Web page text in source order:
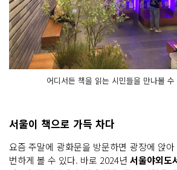
어디서든 책을 읽는 시민들을 만나볼
서울이 책으로 가득 차다
요즘 주말에 광화문을 방문하면 광장에 앉
번하게 볼 수 있다. 바로 2024년 서울야외도